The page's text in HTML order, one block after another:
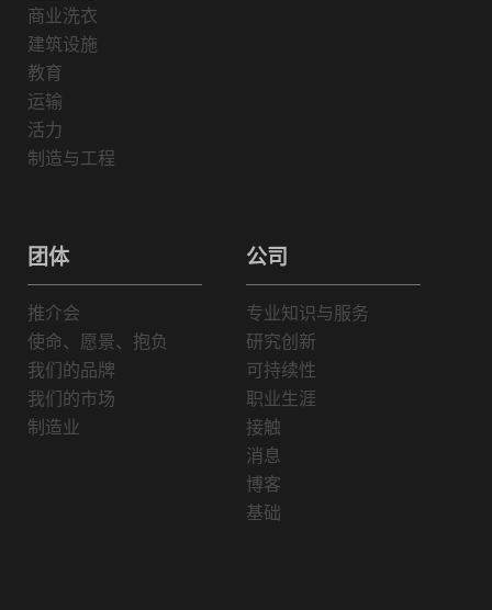
商业洗衣
建筑设施
教育
运输
活力
制造与工程
团体
推介会
使命、愿景、抱负
我们的品牌
我们的市场
制造业
公司
专业知识与服务
研究创新
可持续性
职业生涯
接触
消息
博客
基础